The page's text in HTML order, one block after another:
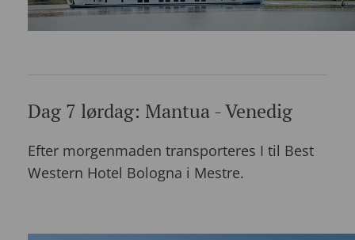
Dag 7 lørdag: Mantua - Venedig
Efter morgenmaden transporteres I til Best
Western Hotel Bologna i Mestre.